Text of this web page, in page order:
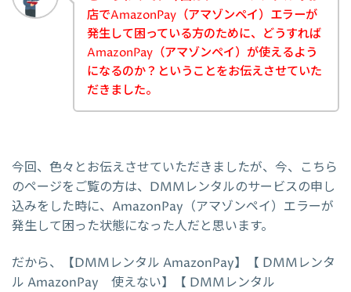
店でAmazonPay（アマゾンペイ）エラーが
発生して困っている方のために、どうすれば
AmazonPay（アマゾンペイ）が使えるよう
になるのか？ということをお伝えさせていた
だきました。
今回、色々とお伝えさせていただきましたが、今、こちら
のページをご覧の方は、DMMレンタルのサービスの申し
込みをした時に、AmazonPay（アマゾンペイ）エラーが
発生して困った状態になった人だと思います。
だから、【DMMレンタル AmazonPay】【 DMMレンタ
ル AmazonPay 使えない】【 DMMレンタル